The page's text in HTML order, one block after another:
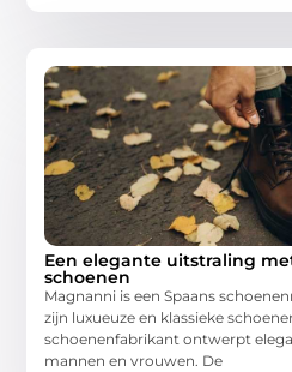
Een elegante uitstraling
schoenen
Magnanni is een Spaans
zijn luxueuze en klassieke
schoenenfabrikant ontwerpt
mannen en vrouwen. De